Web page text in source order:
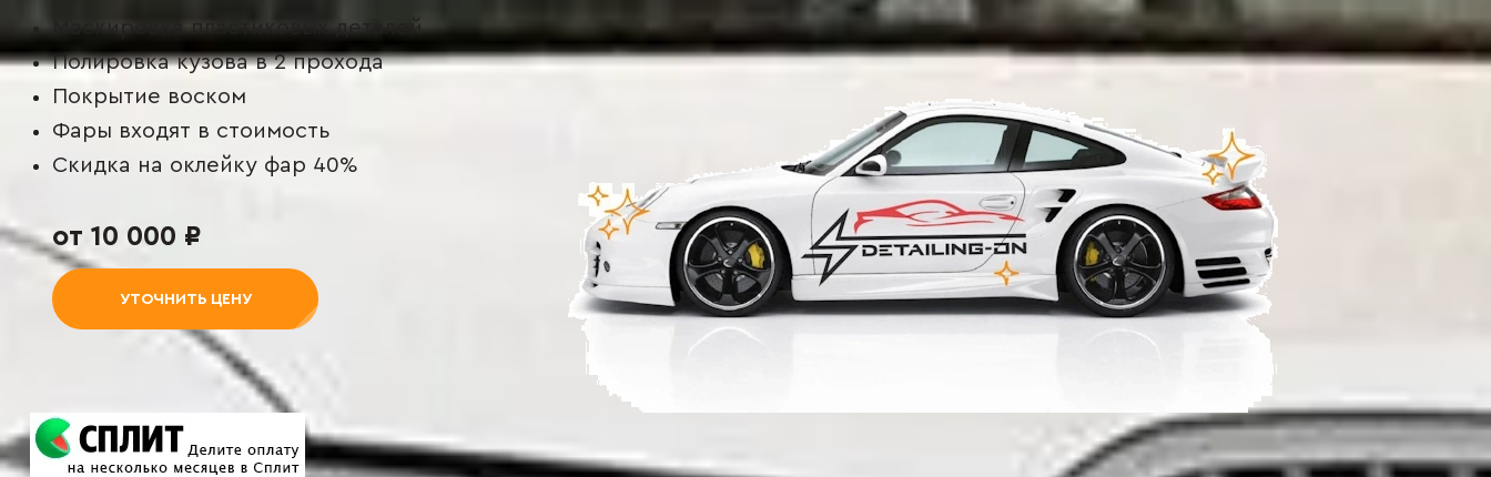
Маскировка пластиковых деталей
Полировка кузова в 2 прохода
Покрытие воском
Фары входят в стоимость
Скидка на оклейку фар 40%
от 10 000 ₽
УТОЧНИТЬ ЦЕНУ